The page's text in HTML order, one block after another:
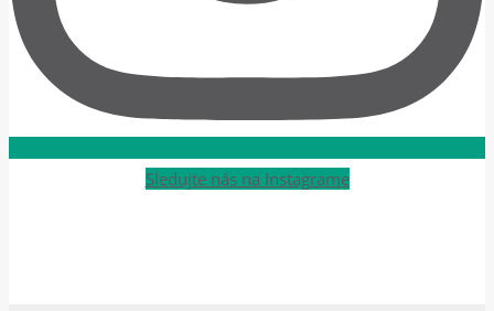
Sledujte nás na Instagrame